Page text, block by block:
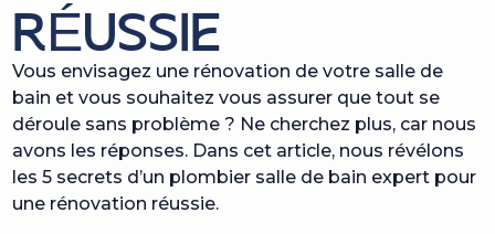
RÉUSSIE
Vous envisagez une rénovation de votre salle de
bain et vous souhaitez vous assurer que tout se
déroule sans problème ? Ne cherchez plus, car nous
avons les réponses. Dans cet article, nous révélons
les 5 secrets d’un plombier salle de bain expert pour
une rénovation réussie.